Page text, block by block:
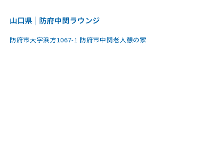
山口県 | 防府中関ラウンジ
防府市大字浜方1067-1 防府市中関老人憩の家